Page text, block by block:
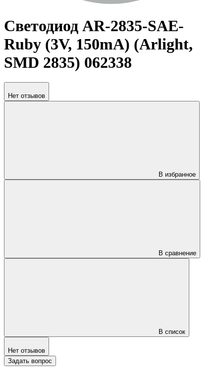
Светодиод AR-2835-SAE-
Ruby (3V, 150mA) (Arlight,
SMD 2835) 062338
Нет отзывов
В избранное
В сравнение
В список
Нет отзывов
Задать вопрос